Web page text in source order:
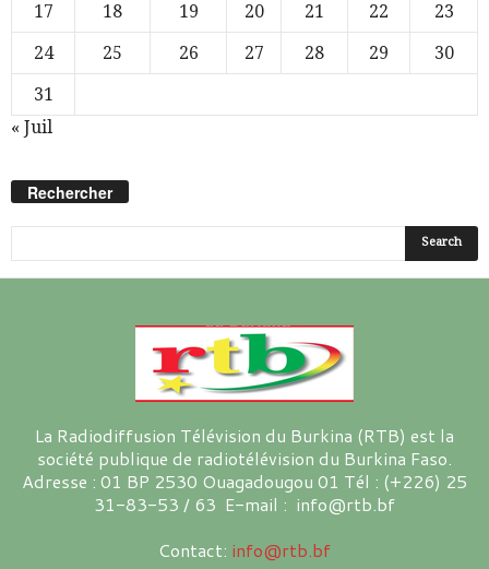
17
18 19 20 21 22
23
24
25 26 27 28 29
30
31
« Juil
Rechercher
La Radiodiffusion Télévision du Burkina (RTB) est la
société publique de radiotélévision du Burkina Faso.
Adresse : 01 BP 2530 Ouagadougou 01 Tél : (+226) 25
31-83-53 / 63 E-mail : info@rtb.bf
Contact: info@rtb.bf